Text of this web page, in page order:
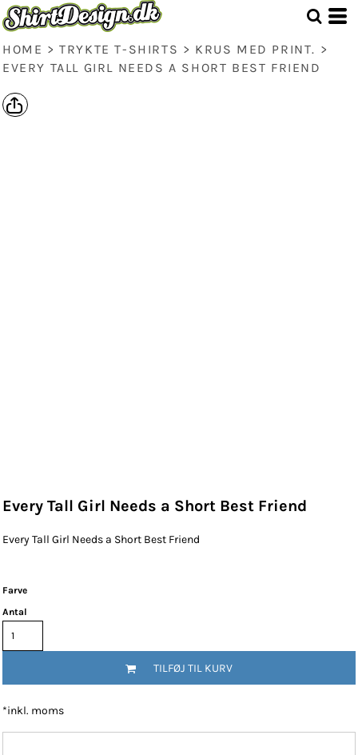
HOME > TRYKTE T-SHIRTS > KRUS MED PRINT. >
EVERY TALL GIRL NEEDS A SHORT BEST FRIEND
Every Tall Girl Needs a Short Best Friend
Every Tall Girl Needs a Short Best Friend
Farve
Antal
TILFØJ TIL KURV
*inkl. moms